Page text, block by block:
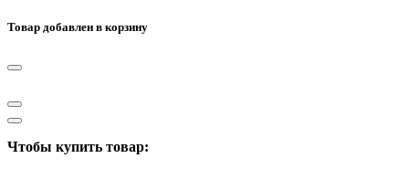
Товар добавлен в корзину
Чтобы купить товар: